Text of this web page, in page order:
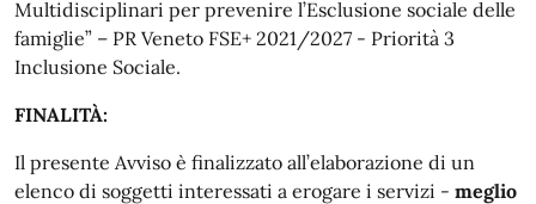
Multidisciplinari per prevenire l’Esclusione sociale delle
famiglie” – PR Veneto FSE+ 2021/2027 - Priorità 3
Inclusione Sociale.
FINALITÀ:
Il presente Avviso è finalizzato all’elaborazione di un
elenco di soggetti interessati a erogare i servizi - meglio